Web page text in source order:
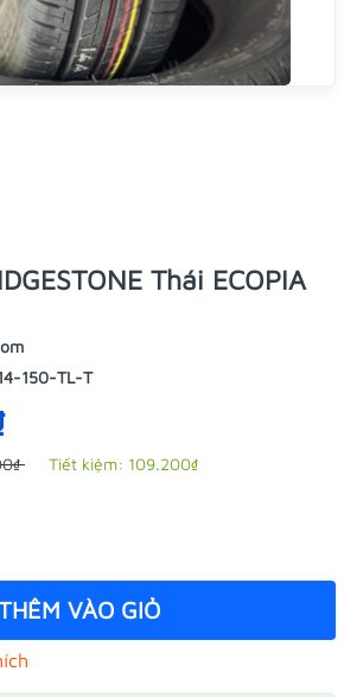
Thái ECOPIA
150-TL-T
Tiết kiệm: 109.200₫
VÀO GIỎ